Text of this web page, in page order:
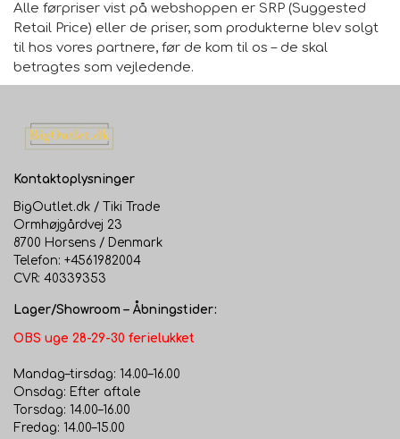
Alle førpriser vist på webshoppen er SRP (Suggested
Retail Price) eller de priser, som produkterne blev solgt
til hos vores partnere, før de kom til os – de skal
betragtes som vejledende.
Kontaktoplysninger
BigOutlet.dk / Tiki Trade
Ormhøjgårdvej 23
8700 Horsens / Denmark
Telefon: +4561982004
CVR: 40339353
Lager/Showroom – Åbningstider:
OBS uge 28-29-30 ferielukket
Mandag–tirsdag: 14.00–16.00
Onsdag: Efter aftale
Torsdag: 14.00–16.00
Fredag: 14.00–15.00